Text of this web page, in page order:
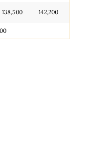
138,500 142,200